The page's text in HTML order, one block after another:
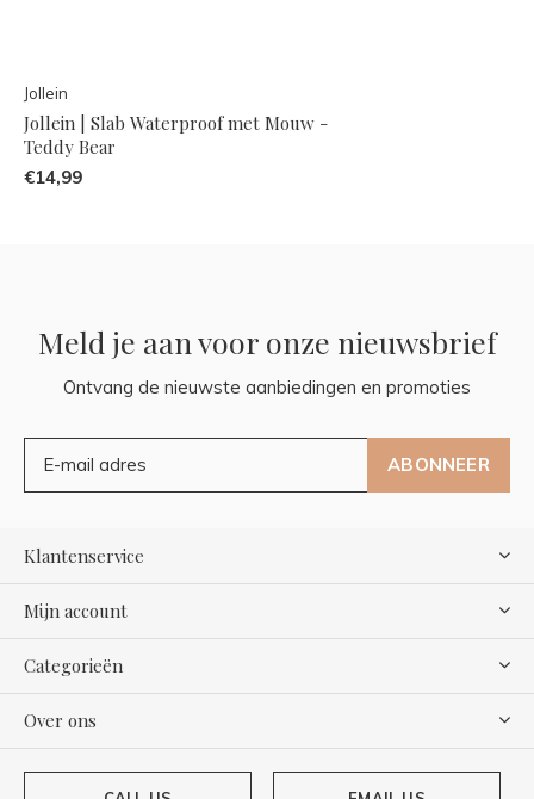
Jollein
Jollein | Slab Waterproof met Mouw -
Teddy Bear
€14,99
Meld je aan voor onze nieuwsbrief
Ontvang de nieuwste aanbiedingen en promoties
ABONNEER
Klantenservice
Mijn account
Categorieën
Over ons